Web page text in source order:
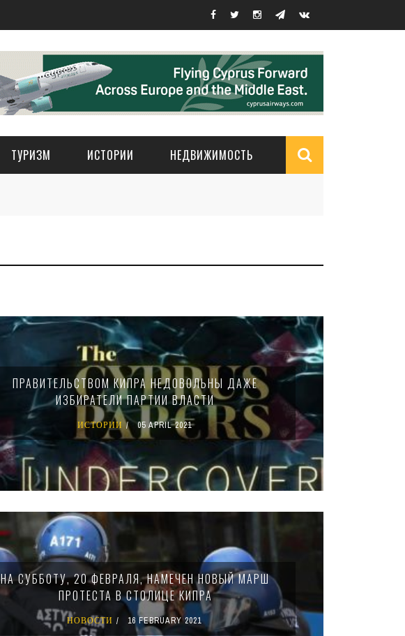
ТУРИЗМ ИСТОРИИ НЕДВИЖИМОСТЬ
ПРАВИТЕЛЬСТВОМ КИПРА НЕДОВОЛЬНЫ ДАЖЕ
ИЗБИРАТЕЛИ ПАРТИИ ВЛАСТИ
ИСТОРИИ 05 APRIL 2021
НА СУББОТУ, 20 ФЕВРАЛЯ, НАМЕЧЕН НОВЫЙ МАРШ
ПРОТЕСТА В СТОЛИЦЕ КИПРА
НОВОСТИ 16 FEBRUARY 2021